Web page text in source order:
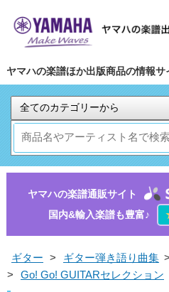
ヤマハの楽譜ほか出版商品の情報サ
ヤマハの楽譜通販サイト
国内&輸入楽譜も豊富♪
ギター > ギター弾き語り曲集 >
>
Go! Go! GUITARセレクション